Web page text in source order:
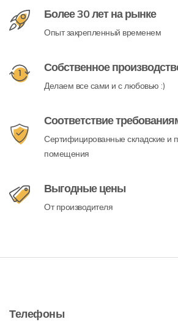
Более 30 лет на рынке
Опыт закрепленный временем
Собственное
Делаем все сами и с любовью :)
Соответствие
Сертифицированные складские и
помещения
Выгодные цены
От производителя
Телефоны